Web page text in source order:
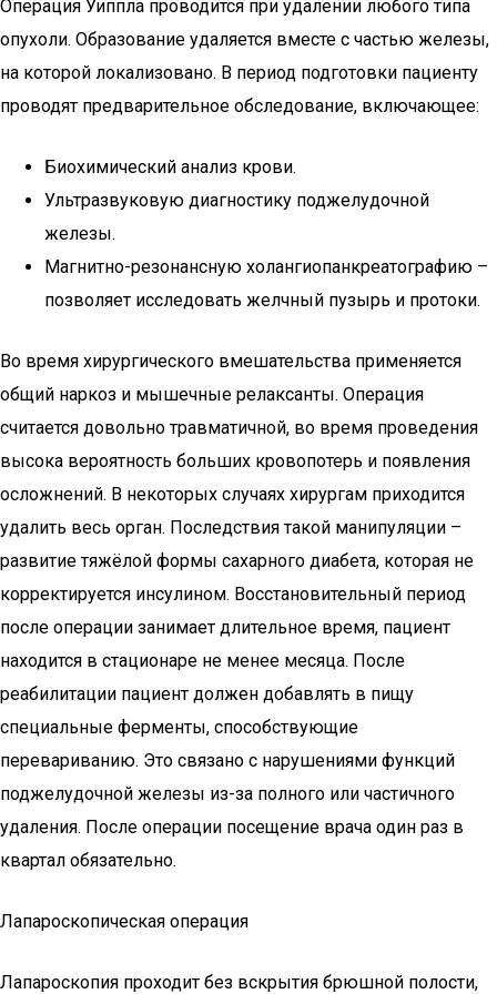
Операция Уиппла проводится при удалении любого типа
опухоли. Образование удаляется вместе с частью железы,
на которой локализовано. В период подготовки пациенту
проводят предварительное обследование, включающее:
Биохимический анализ крови.
Ультразвуковую диагностику поджелудочной
железы.
Магнитно-резонансную холангиопанкреатографию –
позволяет исследовать желчный пузырь и протоки.
Во время хирургического вмешательства применяется
общий наркоз и мышечные релаксанты. Операция
считается довольно травматичной, во время проведения
высока вероятность больших кровопотерь и появления
осложнений. В некоторых случаях хирургам приходится
удалить весь орган. Последствия такой манипуляции –
развитие тяжёлой формы сахарного диабета, которая не
корректируется инсулином. Восстановительный период
после операции занимает длительное время, пациент
находится в стационаре не менее месяца. После
реабилитации пациент должен добавлять в пищу
специальные ферменты, способствующие
перевариванию. Это связано с нарушениями функций
поджелудочной железы из-за полного или частичного
удаления. После операции посещение врача один раз в
квартал обязательно.
Лапароскопическая операция
Лапароскопия проходит без вскрытия брюшной полости,